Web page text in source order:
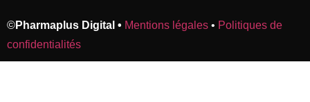
©Pharmaplus Digital • Mentions légales • Politiques de
confidentialités